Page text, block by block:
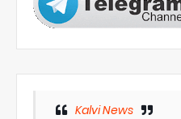
Kalvi News